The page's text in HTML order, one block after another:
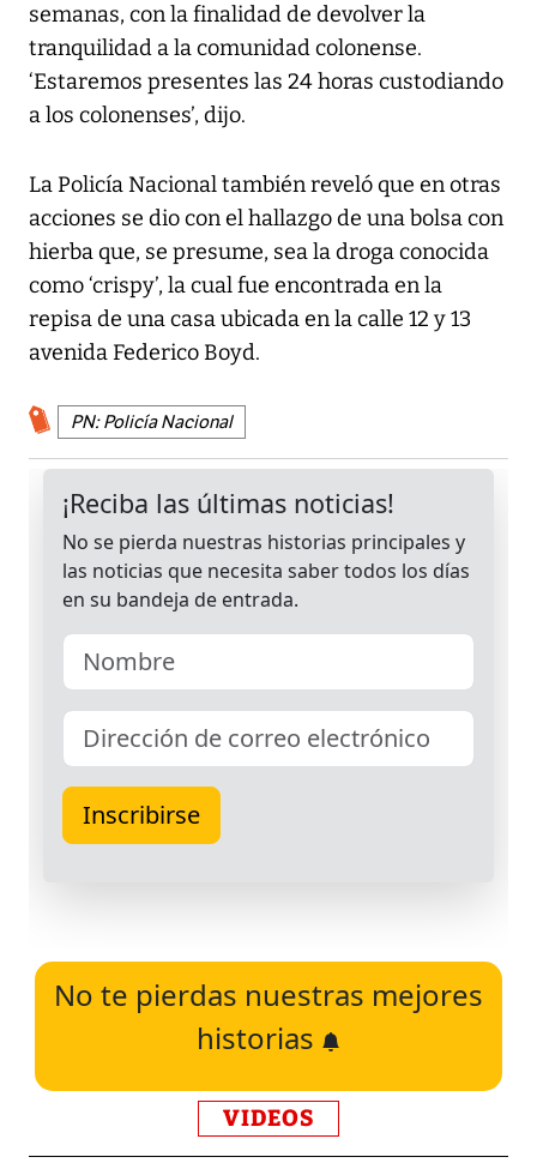
semanas, con la finalidad de devolver la
tranquilidad a la comunidad colonense.
‘Estaremos presentes las 24 horas custodiando
a los colonenses’, dijo.
La Policía Nacional también reveló que en otras
acciones se dio con el hallazgo de una bolsa con
hierba que, se presume, sea la droga conocida
como ‘crispy’, la cual fue encontrada en la
repisa de una casa ubicada en la calle 12 y 13
avenida Federico Boyd.
PN: Policía Nacional
No te pierdas nuestras mejores
historias
VIDEOS